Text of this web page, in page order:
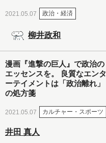
2021.05.07 政治・経済
柳井政和
漫画『進撃の巨人』で政治の
エッセンスを。 良質なエンタ
ーテイメントは「政治離れ」
の処方箋
2021.05.07 カルチャー・スポーツ
井田 真人